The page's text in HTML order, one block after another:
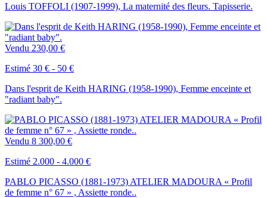
Louis TOFFOLI (1907-1999), La maternité des fleurs. Tapisserie.
Vendu 230,00 €
Estimé 30 € - 50 €
Dans l'esprit de Keith HARING (1958-1990), Femme enceinte et
"radiant baby".
Vendu 8 300,00 €
Estimé 2.000 - 4.000 €
PABLO PICASSO (1881-1973) ATELIER MADOURA « Profil
de femme n° 67 » , Assiette ronde..